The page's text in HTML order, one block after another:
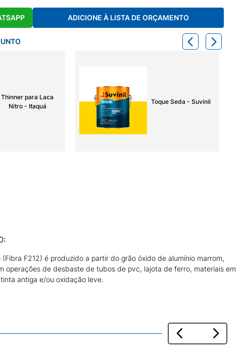
ADICIONE À LISTA DE ORÇAMENTO
Thinner para Laca
Nitro - Itaquá
Toque Seda - Suvinil
F212) é produzido a partir do grão óxido de alumínio marrom,
operações de desbaste de tubos de pvc, lajota de ferro, materiais em
antiga e/ou oxidação leve.